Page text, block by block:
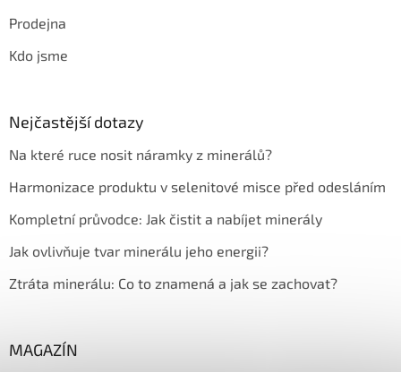
Prodejna
Kdo jsme
Nejčastější dotazy
Na které ruce nosit náramky z minerálů?
Harmonizace produktu v selenitové misce před odesláním
Kompletní průvodce: Jak čistit a nabíjet minerály
Jak ovlivňuje tvar minerálu jeho energii?
Ztráta minerálu: Co to znamená a jak se zachovat?
MAGAZÍN